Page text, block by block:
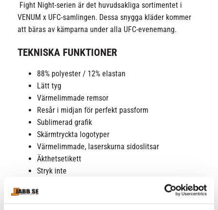
Fight Night-serien är det huvudsakliga sortimentet i
VENUM x UFC-samlingen. Dessa snygga kläder kommer
att bäras av kämparna under alla UFC-evenemang.
TEKNISKA FUNKTIONER
88% polyester / 12% elastan
Lätt tyg
Värmelimmade remsor
Resår i midjan för perfekt passform
Sublimerad grafik
Skärmtryckta logotyper
Värmelimmade, laserskurna sidoslitsar
Äkthetsetikett
Stryk inte
Torktumla ej